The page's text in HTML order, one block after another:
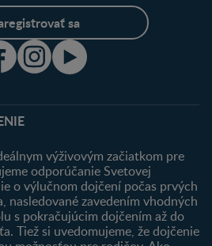
sa
Výhody členstva
Môj účet
Registrácia
Newsletter
Prihlásenie
výživovým začiatkom pre
odporúčanie Svetovej
o výlučnom dojčení počas prvých
nasledované zavedením vhodných
s pokračujúcim dojčením až do
Tiež si uvedomujeme, že dojčenie